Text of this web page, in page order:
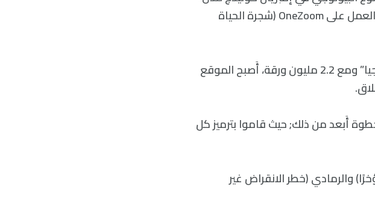
ويان وونغ -عالم الأَحياء التطوري في جامعة أكسفورد- العمل على OneZoom (شجرة الحياة
كان الهدف أَن يُصبح الموقع بمثابةِ “جوجل إيرث للبيولوجيا” ومع 2.2 مليون ورقة، أَصبح الموقع
أَبعد من ذلك; حيث قاموا بترميز كل
والرمادي (خطر الانقراض غير